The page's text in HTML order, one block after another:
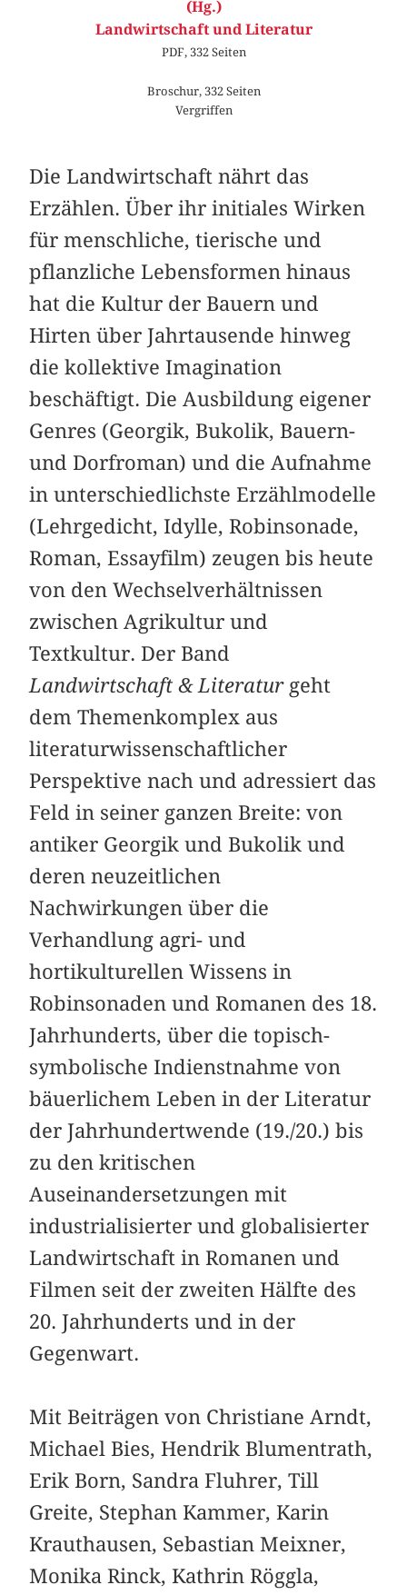
(Hg.)
Landwirtschaft und Literatur
PDF, 332 Seiten
Broschur, 332 Seiten
Vergriffen
Die Landwirtschaft nährt das
Erzählen. Über ihr initiales Wirken
für menschliche, tierische und
pflanzliche Lebensformen hinaus
hat die Kultur der Bauern und
Hirten über Jahrtausende hinweg
die kollektive Imagination
beschäftigt. Die Ausbildung eigener
Genres (Georgik, Bukolik, Bauern-
und Dorfroman) und die Aufnahme
in unterschiedlichste Erzählmodelle
(Lehrgedicht, Idylle, Robinsonade,
Roman, Essayfilm) zeugen bis heute
von den Wechselverhältnissen
zwischen Agrikultur und
Textkultur. Der Band
Landwirtschaft & Literaturgeht
dem Themenkomplex aus
literaturwissenschaftlicher
Perspektive nach und adressiert das
Feld in seiner ganzen Breite: von
antiker Georgik und Bukolik und
deren neuzeitlichen
Nachwirkungen über die
Verhandlung agri- und
hortikulturellen Wissens in
Robinsonaden und Romanen des 18.
Jahrhunderts, über die topisch-
symbolische Indienstnahme von
bäuerlichem Leben in der Literatur
der Jahrhundertwende (19./20.) bis
zu den kritischen
Auseinandersetzungen mit
industrialisierter und globalisierter
Landwirtschaft in Romanen und
Filmen seit der zweiten Hälfte des
20. Jahrhunderts und in der
Gegenwart.
Mit Beiträgen von Christiane Arndt,
Michael Bies, Hendrik Blumentrath,
Erik Born, Sandra Fluhrer, Till
Greite, Stephan Kammer, Karin
Krauthausen, Sebastian Meixner,
Monika Rinck, Kathrin Röggla,